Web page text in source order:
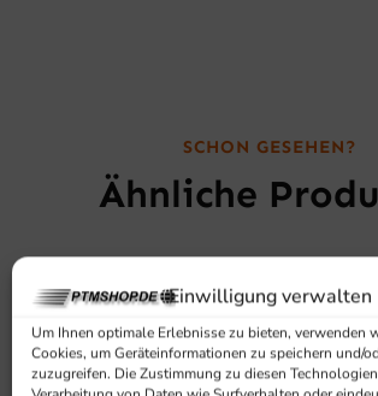
Einwilligung verwalten
Um Ihnen optimale Erlebnisse zu bieten, verwenden
Cookies, um Geräteinformationen zu speichern und/
zuzugreifen. Die Zustimmung zu diesen
SCHON GESEHEN?
Ähnliche